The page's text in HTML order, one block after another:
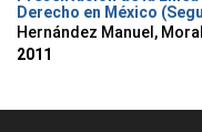
Derecho en México
Hernández Manuel,
2011